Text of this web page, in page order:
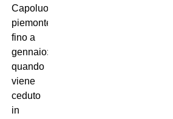
Capoluogo
piemontese
fino a
gennaio:
quando
viene
ceduto
in